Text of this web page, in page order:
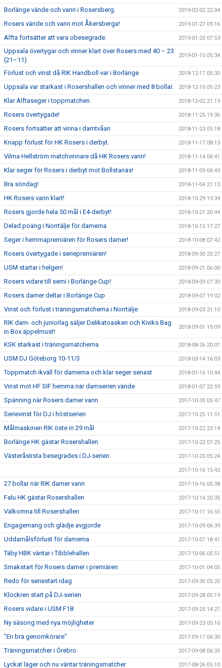
Borlänge vände och vann i Rosersberg. 2019-02-02 22:04
Rosers vände och vann mot Åkersberga! 2019-01-27 09:16
Alfta fortsätter att vara obesegrade. 2019-01-20 07:53
Uppsala övertygar och vinner klart över Rosers med 40 – 23
(21–11)
2019-01-10 05:34
Förlust och vinst då RIK Handboll var i Borlänge 2018-12-17 05:30
Uppsala var starkast i Rosershallen och vinner med 8 bollar. 2018-12-10 05:23
Klar Alftaseger i toppmatchen. 2018-12-02 21:19
Rosers övertygade! 2018-11-25 19:36
Rosers fortsätter att vinna i damtvåan 2018-11-23 05:18
Knapp förlust för HK Rosers i derbyt. 2018-11-17 08:13
Vilma Hellström matchvinnare då HK Rosers vann! 2018-11-14 04:41
Klar seger för Rosers i derbyt mot Bollstanäs! 2018-11-09 04:49
Bra söndag! 2018-11-04 21:13
HK Rosers vann klart! 2018-10-29 19:34
Rosers gjorde hela 50 mål i E4-derbyt! 2018-10-21 20:44
Delad poäng i Norrtälje för damerna 2018-10-15 17:27
Seger i hemmapremiären för Rosers damer! 2018-10-08 07:42
Rosers övertygade i seriepremiären! 2018-09-30 20:27
USM startar i helgen! 2018-09-21 06:00
Rosers vidare till semi i Borlänge Cup! 2018-09-09 07:30
Rosers damer deltar i Borlänge Cup 2018-09-07 19:02
Vinst och förlust i träningsmatcherna i Norrtälje 2018-09-03 21:10
RIK dam- och juniorlag säljer Delikatoasken och Kiviks Bag
in Box äppelmust!
2018-09-01 19:09
KSK starkast i träningsmatcherna 2018-08-26 20:01
USM DJ Göteborg 10-11/3 2018-03-14 16:03
Toppmatch ikväll för damerna och klar seger senast 2018-01-16 10:44
Vinst mot HF SIF hemma när damserien vände 2018-01-07 22:59
Spänning när Rosers damer vann 2017-10-30 05:47
Serievinst för DJ i höstserien 2017-10-25 11:51
Målmaskinen RIK öste in 29 mål 2017-10-22 23:14
Borlänge HK gästar Rosershallen 2017-10-22 07:25
VästeråsIrsta besegrades i DJ-serien 2017-10-20 05:24
2017-10-16 15:42
27 bollar när RIK damer vann 2017-10-16 05:38
Falu HK gästar Rosershallen 2017-10-14 20:35
Välkomna till Rosershallen 2017-10-11 16:55
Engagemang och glädje avgjorde 2017-10-09 06:39
Uddamålsförlust för damerna 2017-10-07 18:41
Täby HBK väntar i Tibblehallen 2017-10-06 05:51
Smakstart för Rosers damer i premiären 2017-10-01 04:05
Redo för seriestart idag 2017-09-30 05:20
Klockren start på DJ-serien 2017-09-28 05:19
Rosers vidare i USM F18 2017-09-25 14:27
Ny säsong med nya möjligheter 2017-09-23 05:10
"En bra genomkörare" 2017-09-17 04:30
Träningsmatcher i Örebro 2017-09-08 06:35
Lyckat läger och nu väntar träningsmatcher 2017-08-26 05:10